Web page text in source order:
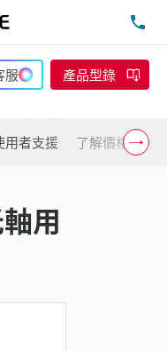
服 產品型錄
用者支援 了解價格
用